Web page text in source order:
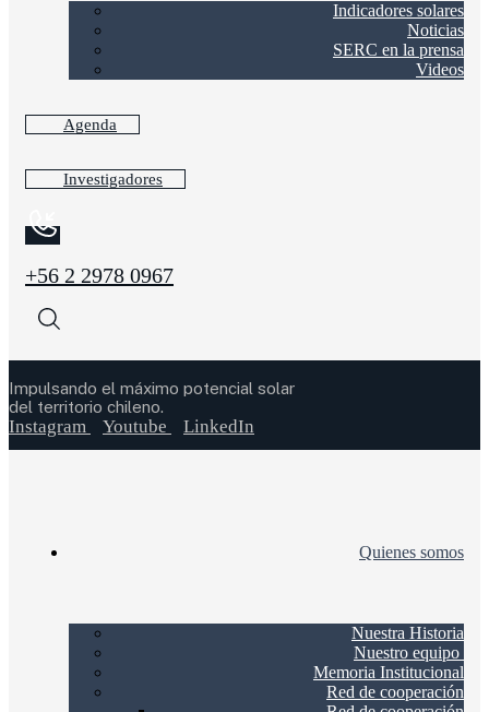
Indicadores solares
Noticias
SERC en la prensa
Videos
Agenda
Investigadores
+56 2 2978 0967
Impulsando el máximo potencial solar
del territorio chileno.
Instagram Youtube LinkedIn
Quienes somos
Nuestra Historia
Nuestro equipo
Memoria Institucional
Red de cooperación